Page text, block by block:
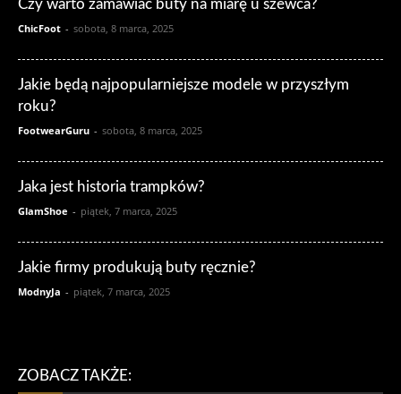
Czy warto zamawiać buty na miarę u szewca?
ChicFoot - sobota, 8 marca, 2025
Jakie będą najpopularniejsze modele w przyszłym
roku?
FootwearGuru - sobota, 8 marca, 2025
Jaka jest historia trampków?
GlamShoe - piątek, 7 marca, 2025
Jakie firmy produkują buty ręcznie?
ModnyJa - piątek, 7 marca, 2025
ZOBACZ TAKŻE: